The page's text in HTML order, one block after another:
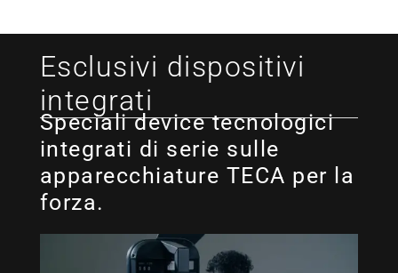
Esclusivi dispositivi
integrati
Speciali device tecnologici
integrati di serie sulle
apparecchiature TECA per la
forza.